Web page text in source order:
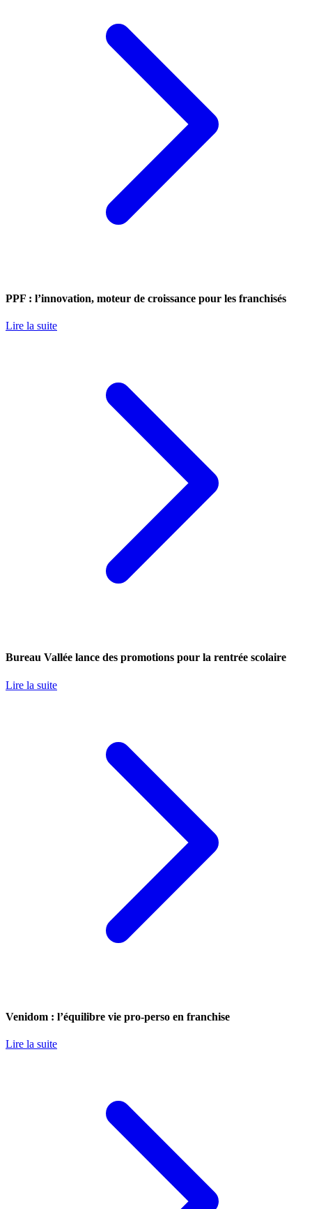
PPF : l’innovation, moteur de croissance pour les franchisés
Lire la suite
Bureau Vallée lance des promotions pour la rentrée scolaire
Lire la suite
Venidom : l’équilibre vie pro-perso en franchise
Lire la suite